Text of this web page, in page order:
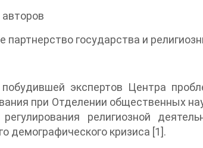
партнерство государства и
экспертов Центра
при Отделении общественных
регулирования религиозной
демографического кризиса [1].